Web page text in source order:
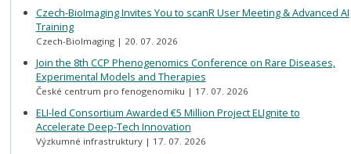
Czech-BioImaging Invites You to scanR User Meeting & Advanced AI
Training
Czech-BioImaging 20. 07. 2026
Join the 8th CCP Phenogenomics Conference on Rare Diseases,
Experimental Models and Therapies
České centrum pro fenogenomiku 17. 07. 2026
ELI-led Consortium Awarded €5 Million Project ELIgnite to
Accelerate Deep-Tech Innovation
Výzkumné infrastruktury 17. 07. 2026